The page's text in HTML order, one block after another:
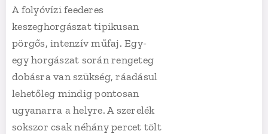
A folyóvízi feederes
keszeghorgászat tipikusan
pörgős, intenzív műfaj. Egy-
egy horgászat során rengeteg
dobásra van szükség, ráadásul
lehetőleg mindig pontosan
ugyanarra a helyre. A szerelék
sokszor csak néhány percet tölt